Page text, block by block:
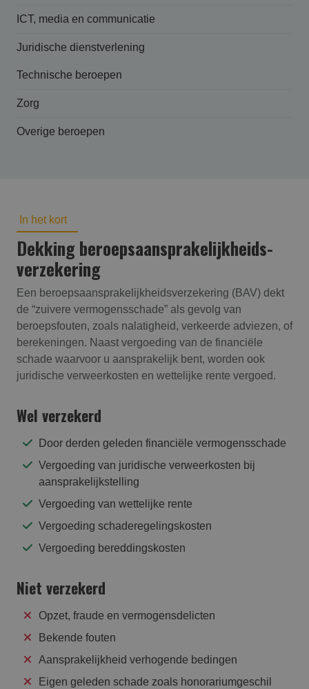
ICT, media en communicatie
Juridische dienstverlening
Technische beroepen
Zorg
Overige beroepen
In het kort
Dekking beroepsaansprakelijk­heids­
verzekering
Een beroepsaansprakelijkheidsverzekering (BAV) dekt
de “zuivere vermogensschade” als gevolg van
beroepsfouten, zoals nalatigheid, verkeerde adviezen, of
berekeningen. Naast vergoeding van de financiële
schade waarvoor u aansprakelijk bent, worden ook
juridische verweerkosten en wettelijke rente vergoed.
Wel verzekerd
Door derden geleden financiële vermogensschade
Vergoeding van juridische verweerkosten bij
aansprakelijkstelling
Vergoeding van wettelijke rente
Vergoeding schaderegelingskosten
Vergoeding bereddingskosten
Niet verzekerd
Opzet, fraude en vermogensdelicten
Bekende fouten
Aansprakelijkheid verhogende bedingen
Eigen geleden schade zoals honorariumgeschil